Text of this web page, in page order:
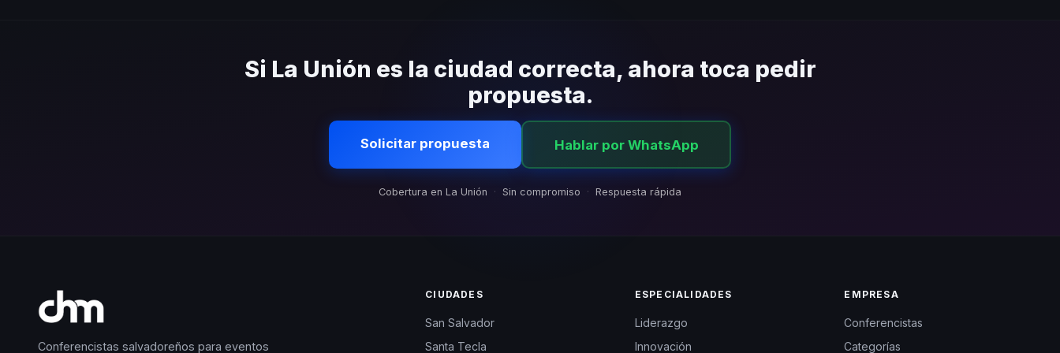
Si La Unión es la ciudad correcta, ahora toca pedir
propuesta.
Solicitar propuesta Hablar por WhatsApp
Cobertura en La Unión · Sin compromiso · Respuesta rápida
Conferencistas salvadoreños para eventos
CIUDADES
San Salvador
Santa Tecla
ESPECIALIDADES
Liderazgo
Innovación
EMPRESA
Conferencistas
Categorías